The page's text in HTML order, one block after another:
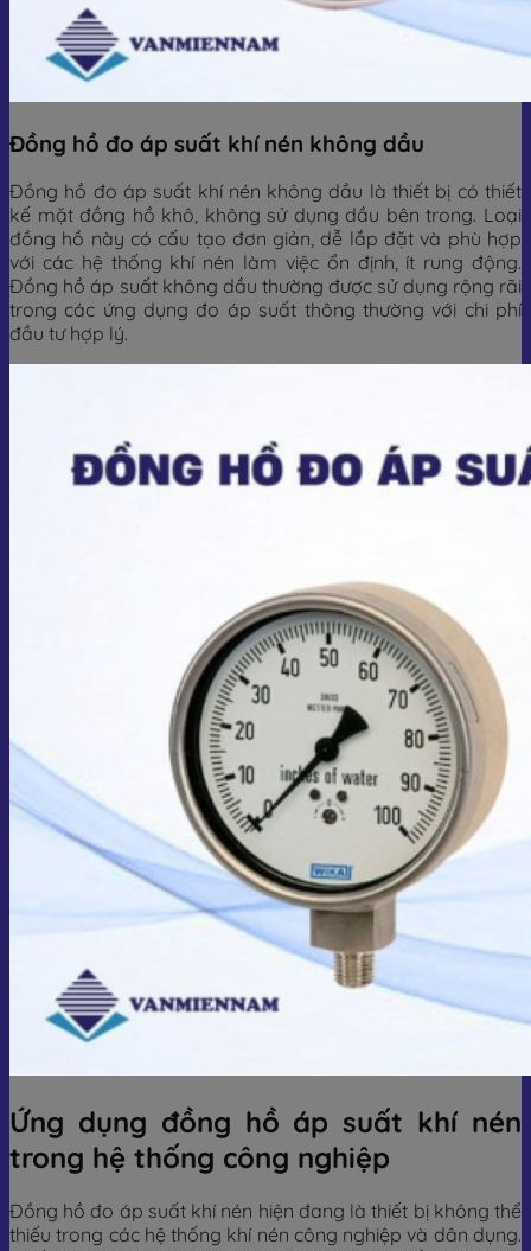
Đồng hồ đo áp suất khí nén không dầu
Đồng hồ đo áp suất khí nén không dầu là thiết bị có thiết
kế mặt đồng hồ khô, không sử dụng dầu bên trong. Loại
đồng hồ này có cấu tạo đơn giản, dễ lắp đặt và phù hợp
với các hệ thống khí nén làm việc ổn định, ít rung động.
Đồng hồ áp suất không dầu thường được sử dụng rộng rãi
trong các ứng dụng đo áp suất thông thường với chi phí
đầu tư hợp lý.
Ứng dụng đồng hồ áp suất khí nén
trong hệ thống công nghiệp
Đồng hồ đo áp suất khí nén hiện đang là thiết bị không thể
thiếu trong các hệ thống khí nén công nghiệp và dân dụng.